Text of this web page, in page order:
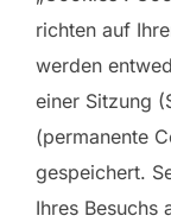
richten auf
werden
einer Sitzung
(permanente
gespeichert.
Ihres Besuchs